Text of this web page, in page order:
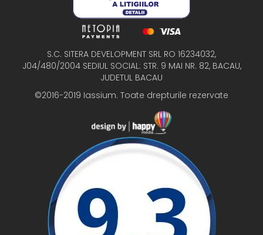
S.C. SITERA DEVELOPMENT SRL RO 16234032,
J04/480/2004 SEDIUL SOCIAL: STR. 9 MAI NR. 82, BACAU,
JUDETUL BACAU
©2016-2019 Iassium. Toate drepturile rezervate